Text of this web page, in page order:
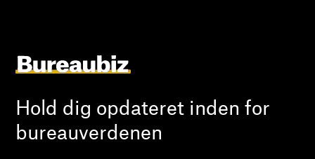
Hold dig opdateret inden for
bureauverdenen